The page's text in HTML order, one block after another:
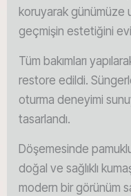
koruyarak günümüze
geçmişin estetiğini
Tüm bakımları
restore edildi.
oturma deneyimi
tasarlandı.
Döşemesinde
doğal ve sağlıklı
modern bir görünüm